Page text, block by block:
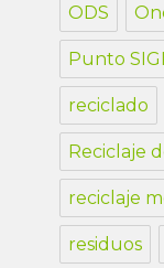
ODS
Punto
reciclado
Reciclaje
reciclaje
residuos